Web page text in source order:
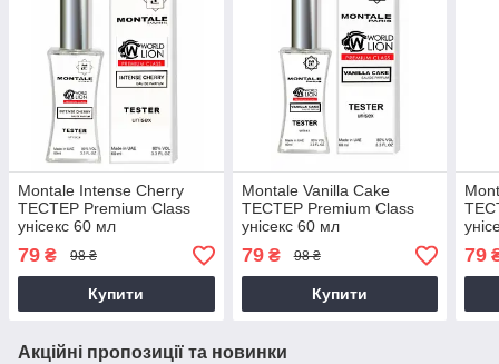
Montale Intense Cherry
ТЕСТЕР Premium Class
унісекс 60 мл
79 ₴ 98 ₴
Купити
Montale Vanilla Cake
ТЕСТЕР Premium Class
унісекс 60 мл
79₴ 98 ₴
Купити
79
Акційні пропозиції та новинки